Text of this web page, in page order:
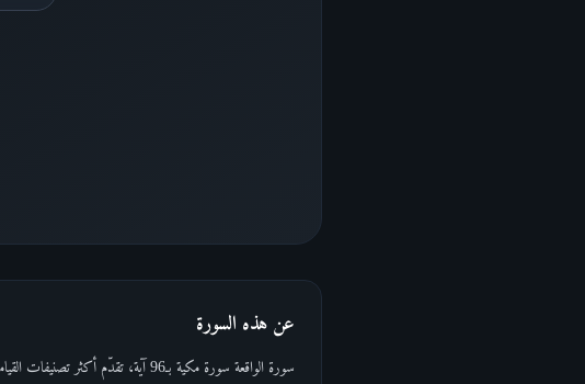
عن هذه السورة
سورة الواقعة سورة مكية بـ96 آية، تقدّم أكثر تصنيفات القيامة تفصيلاً ومنهجيةً للبشر في ثلاث فئات: السابقون وأصحاب اليمين وأصحاب الشمال، مع أوصاف حية بالغة لمصير كل فئة.